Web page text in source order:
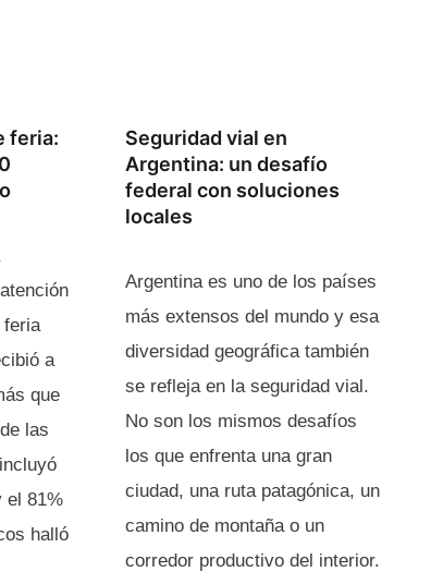
feria:
feria
a
que
las
el 81%
halló
Seguridad vial en
Argentina: un desafío
federal con soluciones
locales
Argentina es uno de los países
más extensos del mundo y esa
diversidad geográfica también
se refleja en la seguridad vial.
No son los mismos desafíos
los que enfrenta una gran
ciudad, una ruta patagónica, un
camino de montaña o un
corredor productivo del interior.